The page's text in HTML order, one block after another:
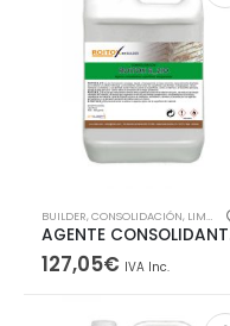
BUILDER,CONSOLIDACIÓN, LIMPIEZA FACHADAS
127,05€ IVA Inc.